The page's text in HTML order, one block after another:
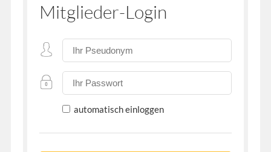
Mitglieder-Login
automatisch einloggen